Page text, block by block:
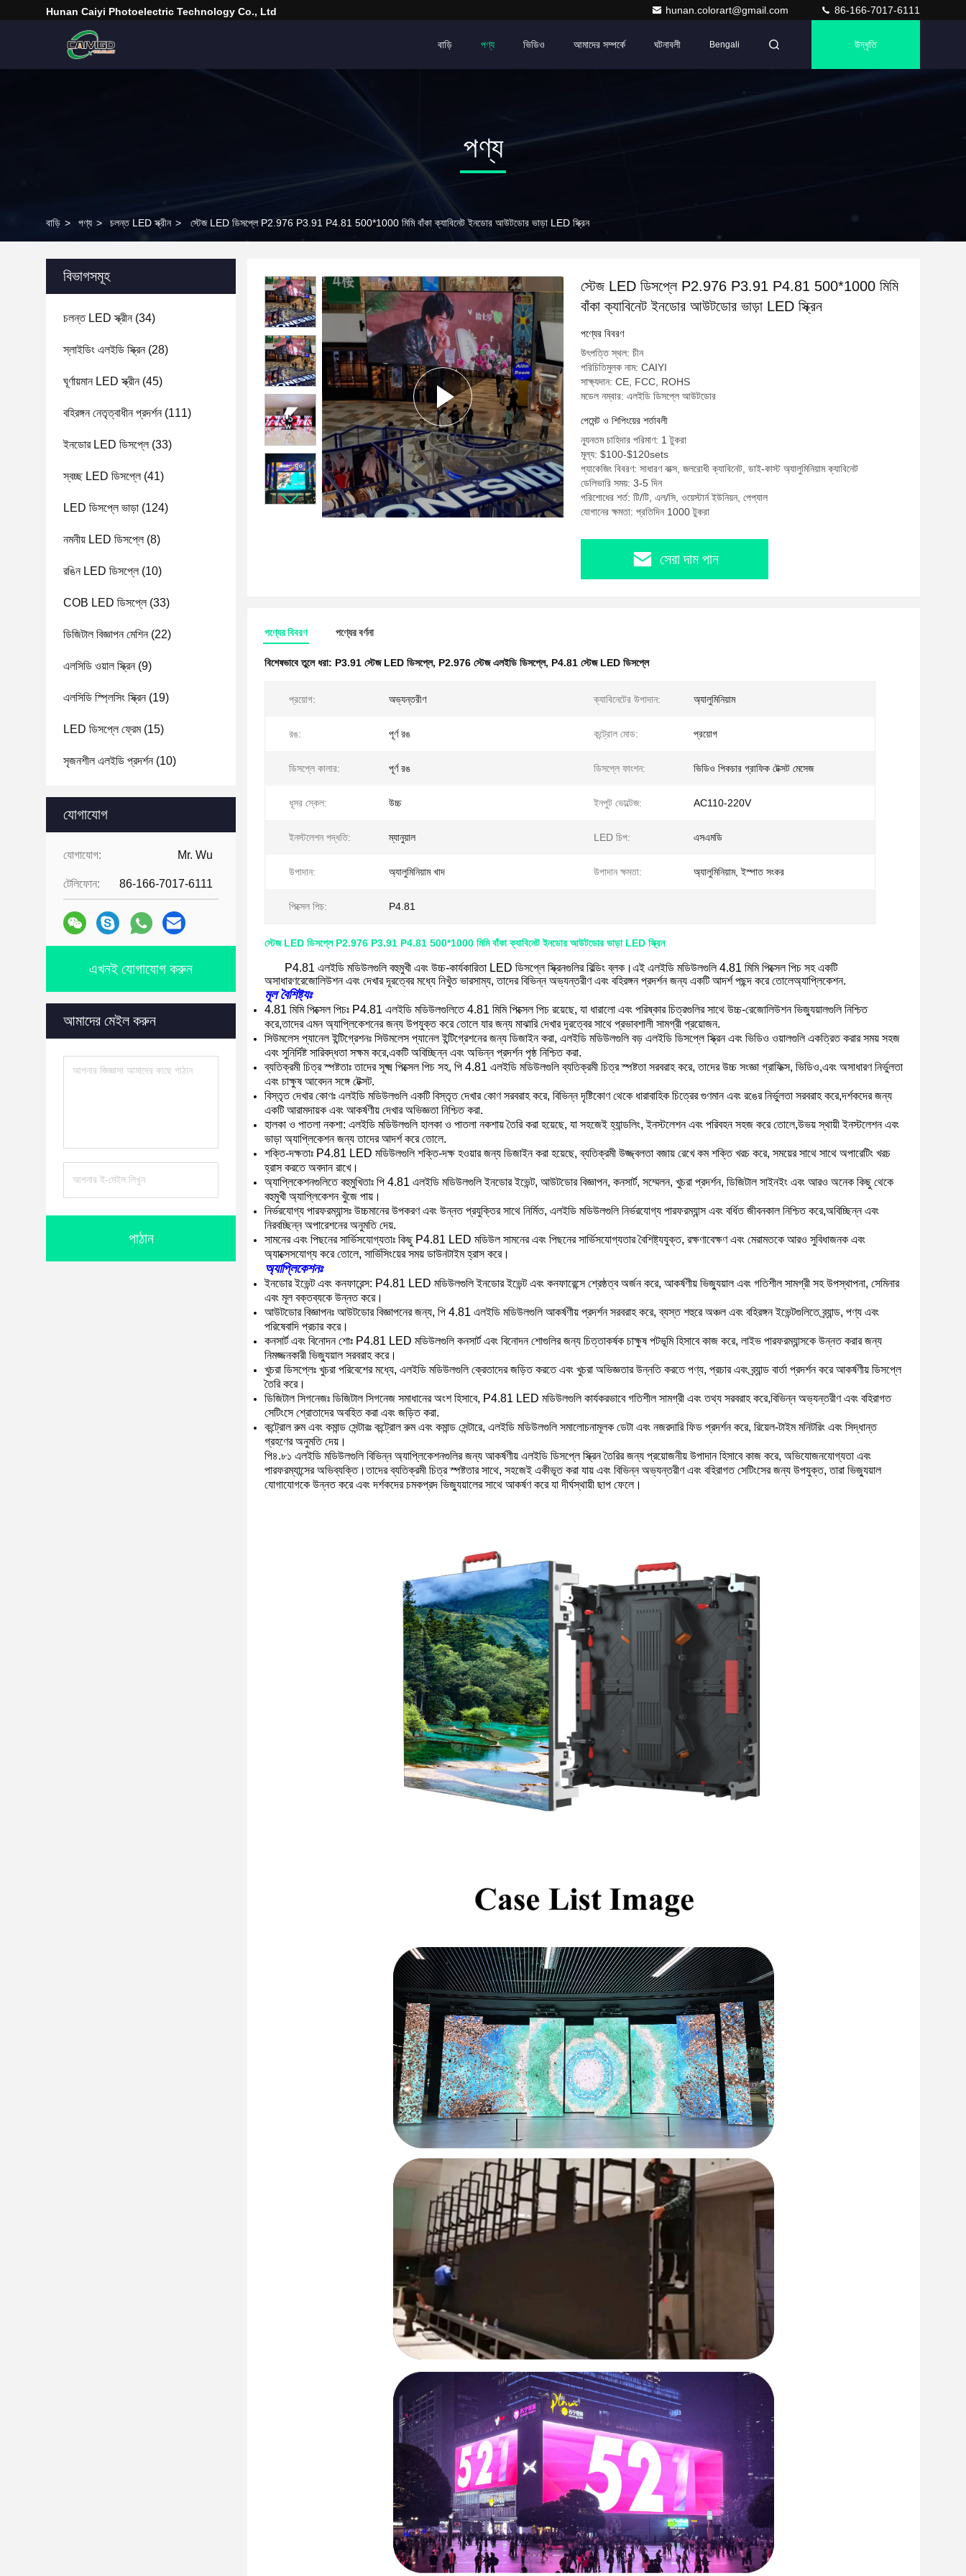
Hunan Caiyi Photoelectric Technology Co., Ltd hunan.colorart@gmail.com 86-166-7017-6111
বাড়ি পণ্য ভিডিও আমাদের সম্পর্কে ঘটনাবলী Bengali উদ্ধৃতি
পণ্য
বাড়ি > পণ্য > চলন্ত LED স্ক্রীন > স্টেজ LED ডিসপ্লে P2.976 P3.91 P4.81 500*1000 মিমি বাঁকা ক্যাবিনেট ইনডোর আউটডোর ভাড়া LED স্ক্রিন
বিভাগসমূহ
চলন্ত LED স্ক্রীন(34)
স্লাইডিং এলইডি স্ক্রিন(28)
ঘূর্ণায়মান LED স্ক্রীন(45)
বহিরঙ্গন নেতৃত্বাধীন প্রদর্শন(111)
ইনডোর LED ডিসপ্লে(33)
স্বচ্ছ LED ডিসপ্লে(41)
LED ডিসপ্লে ভাড়া (124)
নমনীয় LED ডিসপ্লে(8)
রঙিন LED ডিসপ্লে(10)
COB LED ডিসপ্লে(33)
ডিজিটাল বিজ্ঞাপন মেশিন(22)
এলসিডি ওয়াল স্ক্রিন(9)
এলসিডি স্প্লিসিং স্ক্রিন(19)
LED ডিসপ্লে ফ্রেম(15)
সৃজনশীল এলইডি প্রদর্শন(10)
যোগাযোগ
যোগাযোগ: Mr. Wu
টেলিফোন: 86-166-7017-6111
এখনই যোগাযোগ করুন
আমাদের মেইল করুন
পাঠান
স্টেজ LED ডিসপ্লে P2.976 P3.91 P4.81 500*1000 মিমি
বাঁকা ক্যাবিনেট ইনডোর আউটডোর ভাড়া LED স্ক্রিন
পণ্যের বিবরণ
উৎপত্তি স্থল: চীন
পরিচিতিমুলক নাম: CAIYI
সাক্ষ্যদান: CE, FCC, ROHS
মডেল নম্বার: এলইডি ডিসপ্লে আউটডোর
পেমেন্ট ও শিপিংয়ের শর্তাবলী
ন্যূনতম চাহিদার পরিমাণ: 1 টুকরা
মূল্য: $100-$120sets
প্যাকেজিং বিবরণ: সাধারণ বাক্স, জলরোধী ক্যাবিনেট, ডাই-কাস্ট অ্যালুমিনিয়াম ক্যাবিনেট
ডেলিভারি সময়: 3-5 দিন
পরিশোধের শর্ত: টি/টি, এল/সি, ওয়েস্টার্ন ইউনিয়ন, পেপ্যাল
যোগানের ক্ষমতা: প্রতিদিন 1000 টুকরা
সেরা দাম পান
পণ্যের বিবরণ পণ্যের বর্ণনা
বিশেষভাবে তুলে ধরা: P3.91 স্টেজ LED ডিসপ্লে, P2.976 স্টেজ এলইডি ডিসপ্লে, P4.81 স্টেজ LED ডিসপ্লে
প্রয়োগ: অভ্যন্তরীণ ক্যাবিনেটের উপাদান: অ্যালুমিনিয়াম
রঙ: পূর্ণ রঙ কন্ট্রোল মোড: প্রয়োগ
ডিসপ্লে কালার: পূর্ণ রঙ ডিসপ্লে ফাংশন: ভিডিও পিকচার গ্রাফিক টেক্সট মেসেজ
ধূসর স্কেল: উচ্চ ইনপুট ভোল্টেজ: AC110-220V
ইনস্টলেশন পদ্ধতি: ম্যানুয়াল LED চিপ: এসএমডি
উপাদান: অ্যালুমিনিয়াম খাদ উপাদান ক্ষমতা: অ্যালুমিনিয়াম, ইস্পাত সংকর
পিক্সেল পিচ: P4.81
স্টেজ LED ডিসপ্লে P2.976 P3.91 P4.81 500*1000 মিমি বাঁকা ক্যাবিনেট ইনডোর আউটডোর ভাড়া LED স্ক্রিন
P4.81 এলইডি মডিউলগুলি বহুমুখী এবং উচ্চ-কার্যকারিতা LED ডিসপ্লে স্ক্রিনগুলির বিল্ডিং ব্লক। এই এলইডি মডিউলগুলি 4.81 মিমি পিক্সেল পিচ সহ একটি
অসাধারণরেজোলিউশন এবং দেখার দূরত্বের মধ্যে নিখুঁত ভারসাম্য, তাদের বিভিন্ন অভ্যন্তরীণ এবং বহিরঙ্গন প্রদর্শন জন্য একটি আদর্শ পছন্দ করে তোলেঅ্যাপ্লিকেশন.
মূল বৈশিষ্ট্যঃ
4.81 মিমি পিক্সেল পিচঃ P4.81 এলইডি মডিউলগুলিতে 4.81 মিমি পিক্সেল পিচ রয়েছে, যা ধারালো এবং পরিষ্কার চিত্রগুলির সাথে উচ্চ-রেজোলিউশন ভিজ্যুয়ালগুলি নিশ্চিত
করে,তাদের এমন অ্যাপ্লিকেশনের জন্য উপযুক্ত করে তোলে যার জন্য মাঝারি দেখার দূরত্বের সাথে প্রভাবশালী সামগ্রী প্রয়োজন.
সিউমলেস প্যানেল ইন্টিগ্রেশনঃ সিউমলেস প্যানেল ইন্টিগ্রেশনের জন্য ডিজাইন করা, এলইডি মডিউলগুলি বড় এলইডি ডিসপ্লে স্ক্রিন এবং ভিডিও ওয়ালগুলি একত্রিত করার সময় সহজ
এবং সুনির্দিষ্ট সারিবদ্ধতা সক্ষম করে,একটি অবিচ্ছিন্ন এবং অভিন্ন প্রদর্শন পৃষ্ঠ নিশ্চিত করা.
ব্যতিক্রমী চিত্র স্পষ্টতাঃ তাদের সূক্ষ্ম পিক্সেল পিচ সহ, পি 4.81 এলইডি মডিউলগুলি ব্যতিক্রমী চিত্র স্পষ্টতা সরবরাহ করে, তাদের উচ্চ সংজ্ঞা গ্রাফিক্স, ভিডিও,এবং অসাধারণ নির্ভুলতা
এবং চাক্ষুষ আবেদন সঙ্গে টেক্সট.
বিস্তৃত দেখার কোণঃ এলইডি মডিউলগুলি একটি বিস্তৃত দেখার কোণ সরবরাহ করে, বিভিন্ন দৃষ্টিকোণ থেকে ধারাবাহিক চিত্রের গুণমান এবং রঙের নির্ভুলতা সরবরাহ করে,দর্শকদের জন্য
একটি আরামদায়ক এবং আকর্ষণীয় দেখার অভিজ্ঞতা নিশ্চিত করা.
হালকা ও পাতলা নকশা: এলইডি মডিউলগুলি হালকা ও পাতলা নকশায় তৈরি করা হয়েছে, যা সহজেই হ্যান্ডলিং, ইনস্টলেশন এবং পরিবহন সহজ করে তোলে,উভয় স্থায়ী ইনস্টলেশন এবং
ভাড়া অ্যাপ্লিকেশন জন্য তাদের আদর্শ করে তোলে.
শক্তি-দক্ষতাঃ P4.81 LED মডিউলগুলি শক্তি-দক্ষ হওয়ার জন্য ডিজাইন করা হয়েছে, ব্যতিক্রমী উজ্জ্বলতা বজায় রেখে কম শক্তি খরচ করে, সময়ের সাথে সাথে অপারেটিং খরচ
হ্রাস করতে অবদান রাখে।
অ্যাপ্লিকেশনগুলিতে বহুমুখিতাঃ পি 4.81 এলইডি মডিউলগুলি ইনডোর ইভেন্ট, আউটডোর বিজ্ঞাপন, কনসার্ট, সম্মেলন, খুচরা প্রদর্শন, ডিজিটাল সাইনইং এবং আরও অনেক কিছু থেকে
বহুমুখী অ্যাপ্লিকেশন খুঁজে পায়।
নির্ভরযোগ্য পারফরম্যান্সঃ উচ্চমানের উপকরণ এবং উন্নত প্রযুক্তির সাথে নির্মিত, এলইডি মডিউলগুলি নির্ভরযোগ্য পারফরম্যান্স এবং বর্ধিত জীবনকাল নিশ্চিত করে,অবিচ্ছিন্ন এবং
নিরবচ্ছিন্ন অপারেশনের অনুমতি দেয়.
সামনের এবং পিছনের সার্ভিসযোগ্যতাঃ কিছু P4.81 LED মডিউল সামনের এবং পিছনের সার্ভিসযোগ্যতার বৈশিষ্ট্যযুক্ত, রক্ষণাবেক্ষণ এবং মেরামতকে আরও সুবিধাজনক এবং
অ্যাক্সেসযোগ্য করে তোলে, সার্ভিসিংয়ের সময় ডাউনটাইম হ্রাস করে।
অ্যাপ্লিকেশনঃ
ইনডোর ইভেন্ট এবং কনফারেন্স: P4.81 LED মডিউলগুলি ইনডোর ইভেন্ট এবং কনফারেন্সে শ্রেষ্ঠত্ব অর্জন করে, আকর্ষণীয় ভিজ্যুয়াল এবং গতিশীল সামগ্রী সহ উপস্থাপনা, সেমিনার
এবং মূল বক্তব্যকে উন্নত করে।
আউটডোর বিজ্ঞাপনঃ আউটডোর বিজ্ঞাপনের জন্য, পি 4.81 এলইডি মডিউলগুলি আকর্ষণীয় প্রদর্শন সরবরাহ করে, ব্যস্ত শহুরে অঞ্চল এবং বহিরঙ্গন ইভেন্টগুলিতে ব্র্যান্ড, পণ্য এবং
পরিষেবাদি প্রচার করে।
কনসার্ট এবং বিনোদন শোঃ P4.81 LED মডিউলগুলি কনসার্ট এবং বিনোদন শোগুলির জন্য চিত্তাকর্ষক চাক্ষুষ পটভূমি হিসাবে কাজ করে, লাইভ পারফরম্যান্সকে উন্নত করার জন্য
নিমজ্জনকারী ভিজ্যুয়াল সরবরাহ করে।
খুচরা ডিসপ্লেঃ খুচরা পরিবেশের মধ্যে, এলইডি মডিউলগুলি ক্রেতাদের জড়িত করতে এবং খুচরা অভিজ্ঞতার উন্নতি করতে পণ্য, প্রচার এবং ব্র্যান্ড বার্তা প্রদর্শন করে আকর্ষণীয় ডিসপ্লে
তৈরি করে।
ডিজিটাল সিগনেজঃ ডিজিটাল সিগনেজ সমাধানের অংশ হিসাবে, P4.81 LED মডিউলগুলি কার্যকরভাবে গতিশীল সামগ্রী এবং তথ্য সরবরাহ করে,বিভিন্ন অভ্যন্তরীণ এবং বহিরাগত
সেটিংসে শ্রোতাদের অবহিত করা এবং জড়িত করা.
কন্ট্রোল রুম এবং কমান্ড সেন্টারঃ কন্ট্রোল রুম এবং কমান্ড সেন্টারে, এলইডি মডিউলগুলি সমালোচনামূলক ডেটা এবং নজরদারি ফিড প্রদর্শন করে, রিয়েল-টাইম মনিটরিং এবং সিদ্ধান্ত
গ্রহণের অনুমতি দেয়।
পি৪.৮১ এলইডি মডিউলগুলি বিভিন্ন অ্যাপ্লিকেশনগুলির জন্য আকর্ষণীয় এলইডি ডিসপ্লে স্ক্রিন তৈরির জন্য প্রয়োজনীয় উপাদান হিসাবে কাজ করে, অভিযোজনযোগ্যতা এবং
পারফরম্যান্সের অভিব্যক্তি।তাদের ব্যতিক্রমী চিত্র স্পষ্টতার সাথে, সহজেই একীভূত করা যায় এবং বিভিন্ন অভ্যন্তরীণ এবং বহিরাগত সেটিংসের জন্য উপযুক্ত, তারা ভিজ্যুয়াল
যোগাযোগকে উন্নত করে এবং দর্শকদের চমকপ্রদ ভিজ্যুয়ালের সাথে আকর্ষণ করে যা দীর্ঘস্থায়ী ছাপ ফেলে।